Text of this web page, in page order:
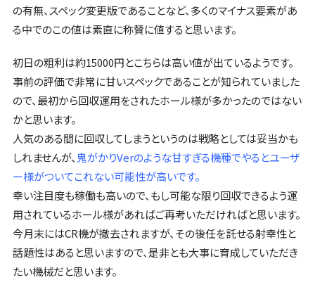
の有無、スペック変更版であることなど、多くのマイナス要素があ
る中でのこの値は素直に称賛に値すると思います。
初日の粗利は約15000円とこちらは高い値が出ているようです。
事前の評価で非常に甘いスペックであることが知られていました
ので、最初から回収運用をされたホール様が多かったのではない
かと思います。
人気のある間に回収してしまうというのは戦略としては妥当かも
しれませんが、 鬼がかりVerのような甘すぎる機種でやるとユーザ
ー様がついてこれない可能性が高いです。
幸い注目度も稼働も高いので、もし可能な限り回収できるよう運
用されているホール様があればご再考いただければと思います。
今月末にはCR機が撤去されますが、その後任を託せる射幸性と
話題性はあると思いますので、是非とも大事に育成していただき
たい機械だと思います。